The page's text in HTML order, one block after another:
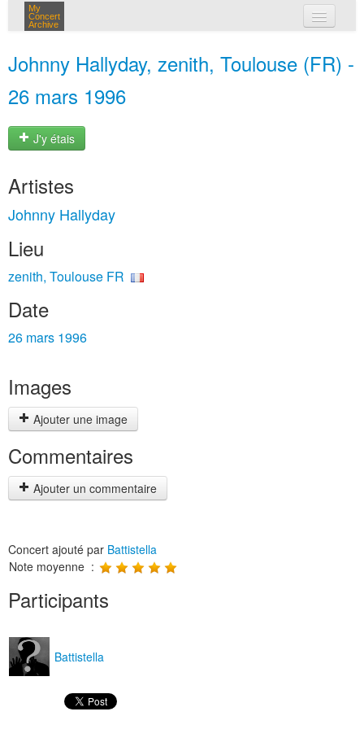
My
Concert
Archive
Johnny Hallyday, zenith, Toulouse (FR) -
26 mars 1996
J'y étais
Artistes
Johnny Hallyday
Lieu
zenith, Toulouse FR
Date
26 mars 1996
Images
Ajouter une image
Commentaires
Ajouter un commentaire
Concert ajouté par Battistella
Note moyenne :
Participants
Battistella